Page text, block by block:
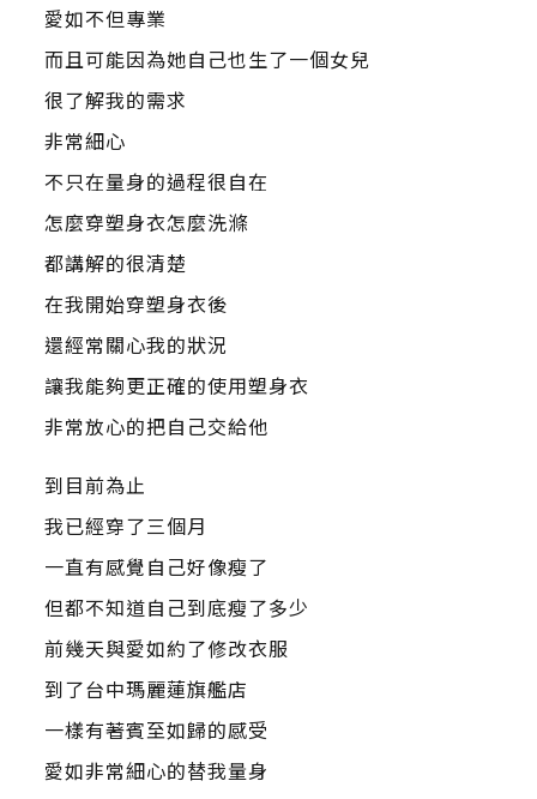
愛如不但專業
而且可能因為她自己也生了一個女兒
很了解我的需求
非常細心
不只在量身的過程很自在
怎麼穿塑身衣怎麼洗滌
都講解的很清楚
在我開始穿塑身衣後
還經常關心我的狀況
讓我能夠更正確的使用塑身衣
非常放心的把自己交給他
到目前為止
我已經穿了三個月
一直有感覺自己好像瘦了
但都不知道自己到底瘦了多少
前幾天與愛如約了修改衣服
到了台中瑪麗蓮旗艦店
一樣有著賓至如歸的感受
愛如非常細心的替我量身